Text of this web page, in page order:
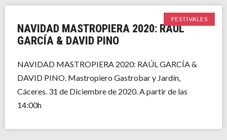
HISTORIAS
FESTIVALES
NAVIDAD MASTROPIERA 2020: RAÚL
GARCÍA & DAVID PINO
NAVIDAD MASTROPIERA 2020: RAÚL GARCÍA &
DAVID PINO. Mastropiero Gastrobar y Jardín,
Cáceres. 31 de Diciembre de 2020. A partir de las
14:00h